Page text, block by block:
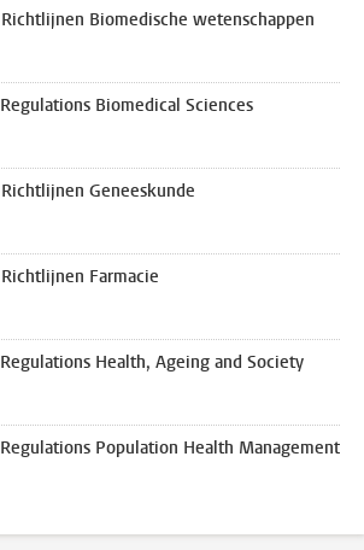
Biomedische wetenschappen
Biomedical Sciences
Geneeskunde
Farmacie
Health, Ageing and Society
Population Health Management